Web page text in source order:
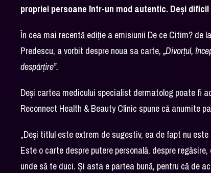
propriei persoane într-un mod autentic. Deși
În cea mai recentă ediție a emisiunii De ce Citim? de
Predescu, a vorbit despre noua sa carte,„Divorțul,
despărțire”.
Deși cartea medicului specialist dermatolog poate fi
Reconnect Health & Beauty Clinic spune că anumite
„Deși titlul este extrem de sugestiv, ea de fapt nu
Este o carte despre putere personală, despre
unde să te duci. Și asta e partea bună, pentru că de